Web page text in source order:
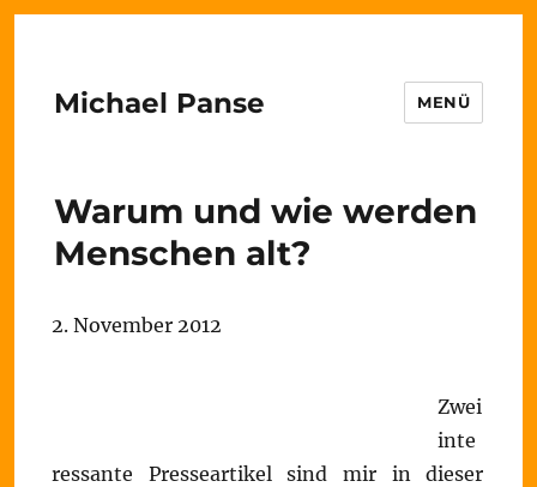
Michael Panse MENÜ
Warum und wie werden
Menschen alt?
2. November 2012
Zwei
inte
ressante Presseartikel sind mir in dieser